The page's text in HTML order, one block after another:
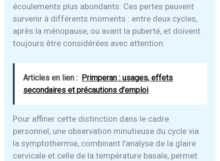
écoulements plus abondants. Ces pertes peuvent
survenir à différents moments : entre deux cycles,
après la ménopause, ou avant la puberté, et doivent
toujours être considérées avec attention.
Articles en lien : Primperan : usages, effets
secondaires et précautions d’emploi
Pour affiner cette distinction dans le cadre
personnel, une observation minutieuse du cycle via
la symptothermie, combinant l’analyse de la glaire
cervicale et celle de la température basale, permet